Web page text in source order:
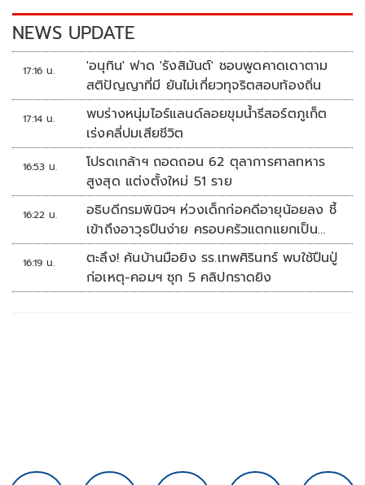
k k
NEWS UPDATE
17:16 น.
'อนุทิน' ฟาด 'รังสิมันต์' ชอบพูดคาดเดาตาม
สติปัญญาที่มี ยันไม่เกี่ยวทุจริตสอบท้องถิ่น
17:14 น.
พบร่างหนุ่มไอร์แลนด์ลอยขุมน้ำรีสอร์ตภูเก็ต
เร่งคลี่ปมเสียชีวิต
16:53 น.
โปรดเกล้าฯ ถอดถอน 62 ตุลาการศาลทหาร
สูงสุด แต่งตั้งใหม่ 51 ราย
16:22 น.
อธิบดีกรมพินิจฯ ห่วงเด็กก่อคดีอายุน้อยลง ชี้
เข้าถึงอาวุธปืนง่าย ครอบครัวแตกแยกเป็น
ชนวนสำคัญ
16:19 น.
ตะลึง! ค้นบ้านมือยิง รร.เทพศิรินทร์ พบใช้ปืนปู่
ก่อเหตุ-คอมฯ ซุก 5 คลิปกราดยิง